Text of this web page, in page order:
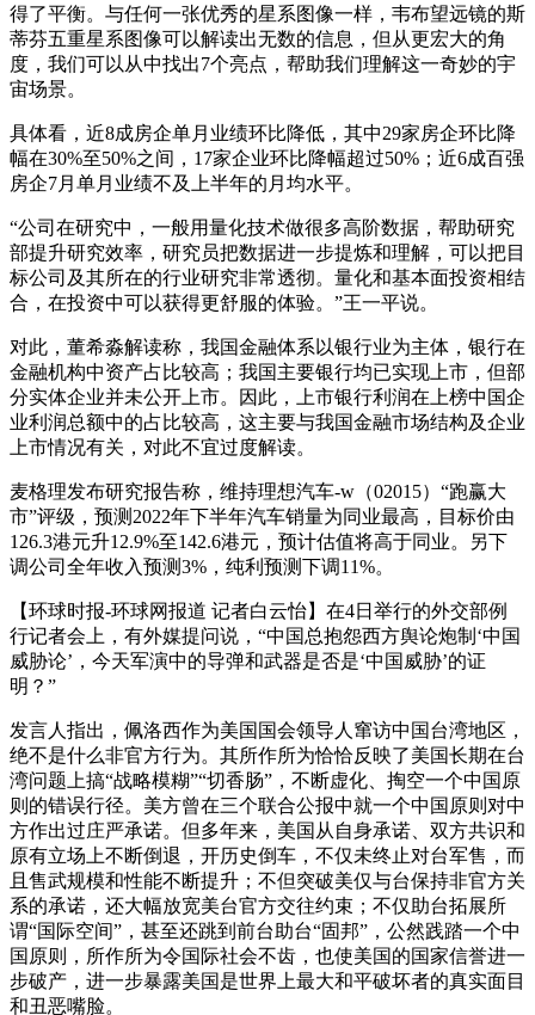
得了平衡。与任何一张优秀的星系图像一样，韦布望远镜的斯
蒂芬五重星系图像可以解读出无数的信息，但从更宏大的角
度，我们可以从中找出7个亮点，帮助我们理解这一奇妙的宇
宙场景。
具体看，近8成房企单月业绩环比降低，其中29家房企环比降
幅在30%至50%之间，17家企业环比降幅超过50%；近6成百强
房企7月单月业绩不及上半年的月均水平。
“公司在研究中，一般用量化技术做很多高阶数据，帮助研究
部提升研究效率，研究员把数据进一步提炼和理解，可以把目
标公司及其所在的行业研究非常透彻。量化和基本面投资相结
合，在投资中可以获得更舒服的体验。”王一平说。
对此，董希淼解读称，我国金融体系以银行业为主体，银行在
金融机构中资产占比较高；我国主要银行均已实现上市，但部
分实体企业并未公开上市。因此，上市银行利润在上榜中国企
业利润总额中的占比较高，这主要与我国金融市场结构及企业
上市情况有关，对此不宜过度解读。
麦格理发布研究报告称，维持理想汽车-w（02015）“跑赢大
市”评级，预测2022年下半年汽车销量为同业最高，目标价由
126.3港元升12.9%至142.6港元，预计估值将高于同业。另下
调公司全年收入预测3%，纯利预测下调11%。
【环球时报-环球网报道 记者白云怡】在4日举行的外交部例
行记者会上，有外媒提问说，“中国总抱怨西方舆论炮制‘中国
威胁论’，今天军演中的导弹和武器是否是‘中国威胁’的证
明？”
发言人指出，佩洛西作为美国国会领导人窜访中国台湾地区，
绝不是什么非官方行为。其所作所为恰恰反映了美国长期在台
湾问题上搞“战略模糊”“切香肠”，不断虚化、掏空一个中国原
则的错误行径。美方曾在三个联合公报中就一个中国原则对中
方作出过庄严承诺。但多年来，美国从自身承诺、双方共识和
原有立场上不断倒退，开历史倒车，不仅未终止对台军售，而
且售武规模和性能不断提升；不但突破美仅与台保持非官方关
系的承诺，还大幅放宽美台官方交往约束；不仅助台拓展所
谓“国际空间”，甚至还跳到前台助台“固邦”，公然践踏一个中
国原则，所作所为令国际社会不齿，也使美国的国家信誉进一
步破产，进一步暴露美国是世界上最大和平破坏者的真实面目
和丑恶嘴脸。